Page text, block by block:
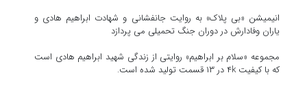
انیمیشن «بی پلاک» به روایت جانفشانی و شهادت ابراهیم هادی و
یاران وفادارش در دوران جنگ تحمیلی می پردازد
مجموعه «سلام بر ابراهیم» روایتی از زندگی شهید ابراهیم هادی است
که با کیفیت ۴k در ۱۳ قسمت تولید شده است.